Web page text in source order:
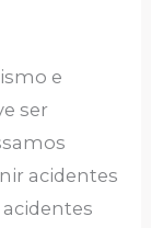
e
ser
acidentes